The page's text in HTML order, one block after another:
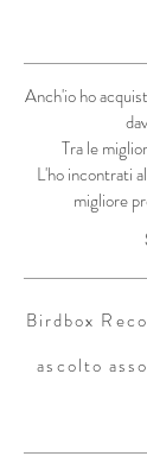
Anch'io ho
Tra le
L'ho incontrati
migliore
Birdbox
ascolto